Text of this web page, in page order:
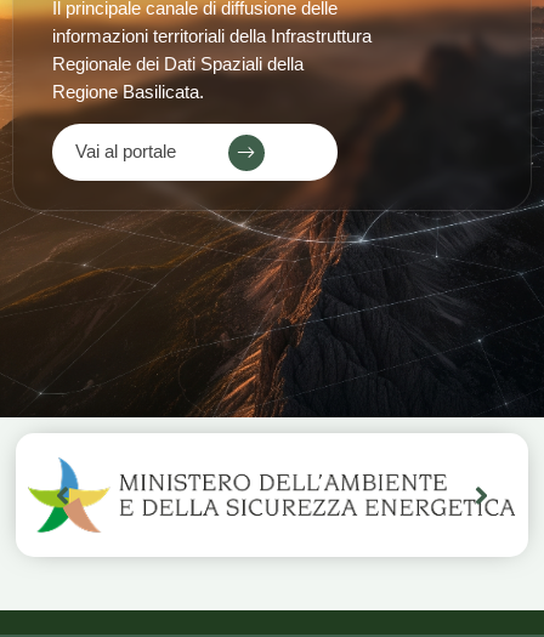
Il principale canale di diffusione delle
informazioni territoriali della Infrastruttura
Regionale dei Dati Spaziali della
Regione Basilicata.
Vai al portale